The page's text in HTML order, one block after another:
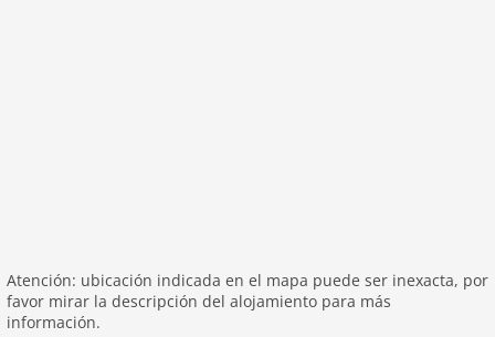
Atención: ubicación indicada en el mapa puede ser inexacta, por
favor mirar la descripción del alojamiento para más
información.